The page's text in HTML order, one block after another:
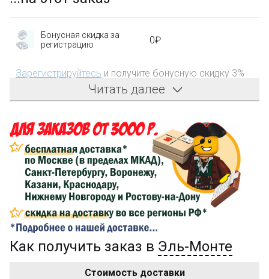
Бонусная скидка за
регистрацию
0₽
Зарегистрируйтесь и получите бонусную скидку 3%
на первый заказ!
затрат на доставку
Сделайте заказ на сумму не менее 3 000₽, оплатите
его на карту Сбербанка и получите 150₽ на
компенсацию доставки.
...на следующий заказ
Золотая скидка
персональная
10%
Читать далее
Как получить заказ в Эль-Монте
Стоимость доставки